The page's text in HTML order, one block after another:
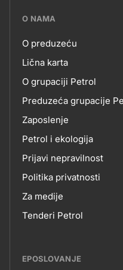
???
skupno.footer-
title???
O NAMA
O
NAMA
O preduzeću
Lična karta
O grupaciji Petrol
Preduzeća grupacije
Zaposlenje
Petrol i ekologija
Prijavi nepravilnost
Politika privatnosti
Za medije
Tenderi Petrol
EPOSLOVANJE